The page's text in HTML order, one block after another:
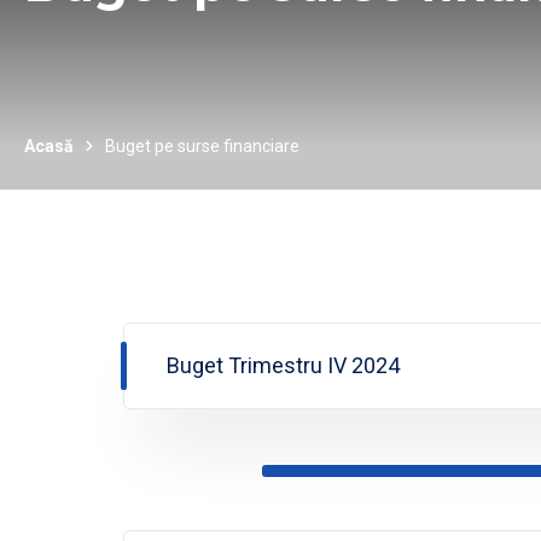
Acasă Buget pe surse financiare
Buget Trimestru IV 2024